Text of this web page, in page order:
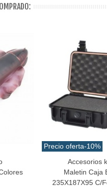
Precio oferta-10%
Añadir Al Carrito
Accesorios
Maletin Caja
235X187X95 C/